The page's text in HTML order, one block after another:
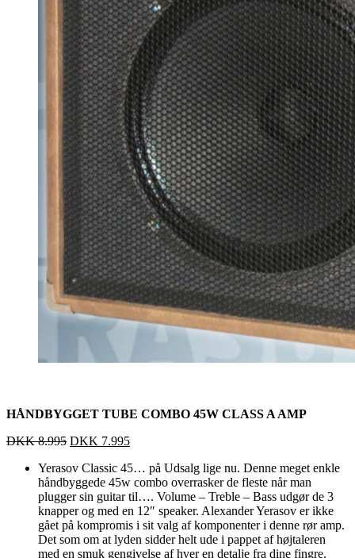
HÅNDBYGGET TUBE COMBO 45W CLASS A AMP
DKK8.995 DKK 7.995
Yerasov Classic 45… på Udsalg lige nu. Denne meget enkle
håndbyggede 45w combo overrasker de fleste når man
plugger sin guitar til…. Volume – Treble – Bass udgør de 3
knapper og med en 12″ speaker. Alexander Yerasov er ikke
gået på kompromis i sit valg af komponenter i denne rør amp.
Det som om at lyden sidder helt ude i pappet af højtaleren
med en smuk gengivelse af hver en detalje fra dine fingre.